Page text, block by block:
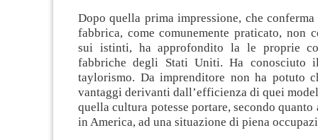
Dopo quella prima impressione, che
fabbrica, come comunemente praticato, non
sui istinti, ha approfondito la le proprie
fabbriche degli Stati Uniti. Ha conosciuto
taylorismo. Da imprenditore non ha potuto
vantaggi derivanti dall’efficienza di quei
quella cultura potesse portare, secondo quanto
in America, ad una situazione di piena